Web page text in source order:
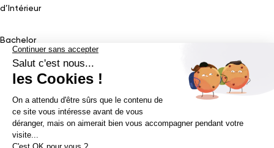
d’Intérieur
Bachelor
Bachelor Design Graphique
Bachelor Conception UI (en alternance)
Bachelor Cinéma
d’Animation 2D/3D
Bachelor Game
Interactive Design
Mastère
Mastères en Direction Artistique